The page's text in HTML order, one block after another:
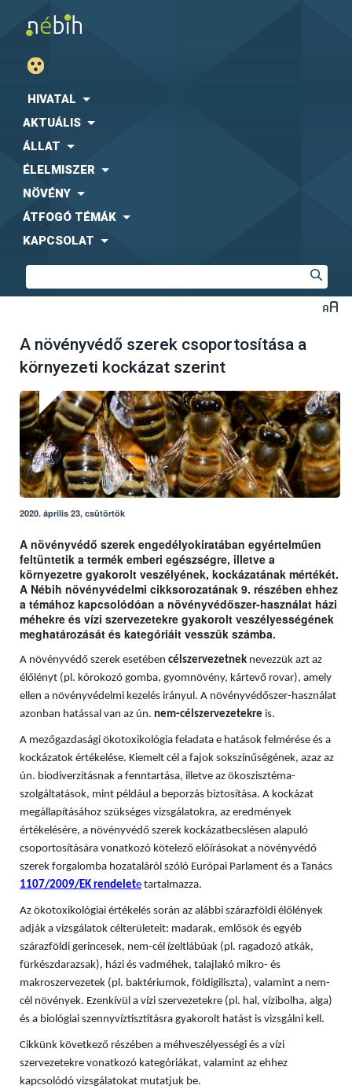
HIVATAL
AKTUÁLIS
ÁLLAT
ÉLELMISZER
NÖVÉNY
ÁTFOGÓ TÉMÁK
KAPCSOLAT
A növényvédő szerek csoportosítása a
környezeti kockázat szerint
2020. április 23, csütörtök
A növényvédő szerek engedélyokiratában egyértelműen
feltüntetik a termék emberi egészségre, illetve a
környezetre gyakorolt veszélyének, kockázatának mértékét.
A Nébih növényvédelmi cikksorozatának 9. részében ehhez
a témához kapcsolódóan a növényvédőszer-használat házi
méhekre és vízi szervezetekre gyakorolt veszélyességének
meghatározását és kategóriáit vesszük számba.
A növényvédő szerek esetében célszervezetnek nevezzük azt az
élőlényt (pl. kórokozó gomba, gyomnövény, kártevő rovar), amely
ellen a növényvédelmi kezelés irányul. A növényvédőszer-használat
azonban hatással van az ún. nem-célszervezetekre is.
A mezőgazdasági ökotoxikológia feladata e hatások felmérése és a
kockázatok értékelése. Kiemelt cél a fajok sokszínűségének, azaz az
ún. biodiverzitásnak a fenntartása, illetve az ökoszisztéma-
szolgáltatások, mint például a beporzás biztosítása. A kockázat
megállapításához szükséges vizsgálatokra, az eredmények
értékelésére, a növényvédő szerek kockázatbecslésen alapuló
csoportosítására vonatkozó kötelező előírásokat a növényvédő
szerek forgalomba hozataláról szóló Európai Parlament és a Tanács
1107/2009/EK rendelete tartalmazza.
Az ökotoxikológiai értékelés során az alábbi szárazföldi élőlények
adják a vizsgálatok célterületeit: madarak, emlősök és egyéb
szárazföldi gerincesek, nem-cél ízeltlábúak (pl. ragadozó atkák,
fürkészdarazsak), házi és vadméhek, talajlakó mikro- és
makroszervezetek (pl. baktériumok, földigiliszta), valamint a nem-
cél növények. Ezenkívül a vízi szervezetekre (pl. hal, vízibolha, alga)
és a biológiai szennyvíztisztításra gyakorolt hatást is vizsgálni kell.
Cikkünk következő részében a méhveszélyességi és a vízi
szervezetekre vonatkozó kategóriákat, valamint az ehhez
kapcsolódó vizsgálatokat mutatjuk be.